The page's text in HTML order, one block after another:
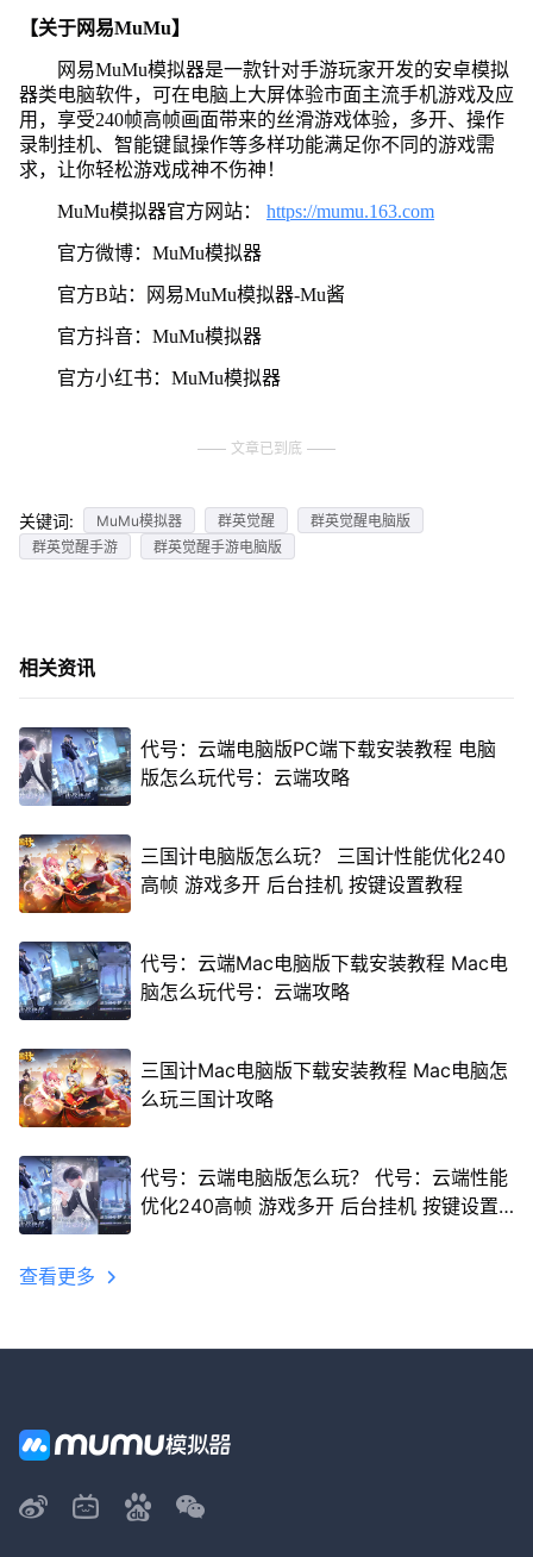
【关于网易MuMu】
网易MuMu模拟器是一款针对手游玩家开发的安卓模拟
器类电脑软件，可在电脑上大屏体验市面主流手机游戏及应
用，享受240帧高帧画面带来的丝滑游戏体验，多开、操作
录制挂机、智能键鼠操作等多样功能满足你不同的游戏需
求，让你轻松游戏成神不伤神！
MuMu模拟器官方网站： https://mumu.163.com
官方微博：MuMu模拟器
官方B站：网易MuMu模拟器-Mu酱
官方抖音：MuMu模拟器
官方小红书：MuMu模拟器
文章已到底
关键词: MuMu模拟器 群英觉醒
群英觉醒电脑版
群英觉醒手游
群英觉醒手游电脑版
相关资讯
代号：云端电脑版PC端下载安装教程 电脑
版怎么玩代号：云端攻略
三国计电脑版怎么玩？ 三国计性能优化240
高帧 游戏多开 后台挂机 按键设置教程
代号：云端Mac电脑版下载安装教程 Mac电
脑怎么玩代号：云端攻略
三国计Mac电脑版下载安装教程 Mac电脑怎
么玩三国计攻略
代号：云端电脑版怎么玩？ 代号：云端性能
优化240高帧 游戏多开 后台挂机 按键设置
查看更多